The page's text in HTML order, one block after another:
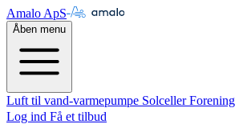
Amalo ApS
Åben menu
Luft til vand-varmepumpe Solceller
Log ind Få et tilbud